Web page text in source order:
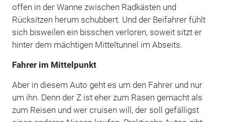
offen in der Wanne zwischen Radkästen und
Rücksitzen herum schubbert. Und der Beifahrer fühlt
sich bisweilen ein bisschen verloren, soweit sitzt er
hinter dem mächtigen Mitteltunnel im Abseits.
Fahrer im Mittelpunkt
Aber in diesem Auto geht es um den Fahrer und nur
um ihn. Denn der Z ist eher zum Rasen gemacht als
zum Reisen und wer cruisen will, der soll gefälligst